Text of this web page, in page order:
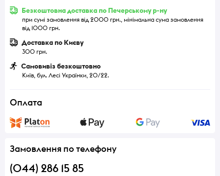
Безкоштовна доставка по Печерському р-ну
при сумі замовлення від 2000 грн., мінімальна сума замовлення
від 1000 грн.
Доставка по Києву
300 грн.
Самовивіз безкоштовно
Київ, бул. Лесі Українки, 20/22.
Оплата
Замовлення по телефону
(044) 286 15 85